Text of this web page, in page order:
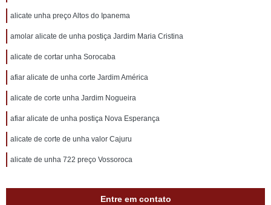
alicate unha preço Altos do Ipanema
amolar alicate de unha postiça Jardim Maria Cristina
alicate de cortar unha Sorocaba
afiar alicate de unha corte Jardim América
alicate de corte unha Jardim Nogueira
afiar alicate de unha postiça Nova Esperança
alicate de corte de unha valor Cajuru
alicate de unha 722 preço Vossoroca
Entre em contato